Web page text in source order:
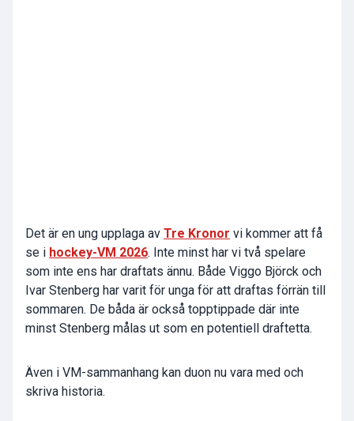
Det är en ung upplaga av Tre Kronor vi kommer att få
se i hockey-VM 2026. Inte minst har vi två spelare
som inte ens har draftats ännu. Både Viggo Björck och
Ivar Stenberg har varit för unga för att draftas förrän till
sommaren. De båda är också topptippade där inte
minst Stenberg målas ut som en potentiell draftetta.
Även i VM-sammanhang kan duon nu vara med och
skriva historia.